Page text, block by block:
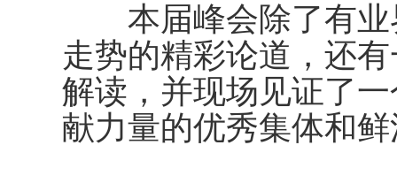
本届峰会除了有业
走势的精彩论道，还
解读，并现场见证了
献力量的优秀集体和